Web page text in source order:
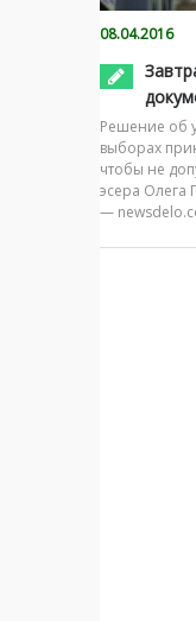
08.04.2016
Решение об
выборах
чтобы не
эсера Олега
—